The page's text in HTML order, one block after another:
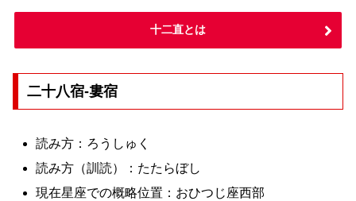
十二直とは
二十八宿-婁宿
読み方：ろうしゅく
読み方（訓読）：たたらぼし
現在星座での概略位置：おひつじ座西部